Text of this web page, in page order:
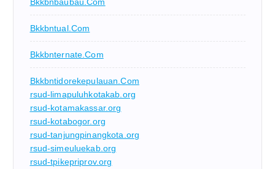
Bkkbntual.com
Bkkbnternate.com
Bkkbntidorekepulauan.com
rsud-limapuluhkotakab.org
rsud-kotamakassar.org
rsud-kotabogor.org
rsud-tanjungpinangkota.org
rsud-simeuluekab.org
rsud-tpikepriprov.org